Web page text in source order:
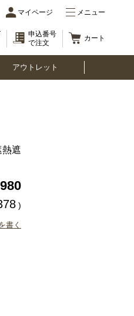
マイページ メニュー
申込番号
で注文
カート
アウトレット
熱遮
)
書く